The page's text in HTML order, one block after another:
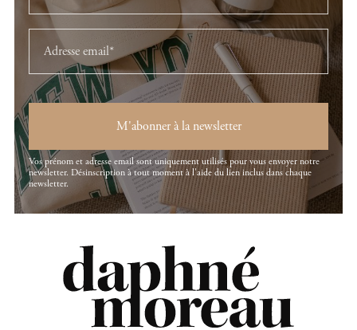
M'abonner à la newsletter
Vos prénom et adresse email sont uniquement utilisés pour vous envoyer notre
newsletter. Désinscription à tout moment à l'aide du lien inclus dans chaque
newsletter.